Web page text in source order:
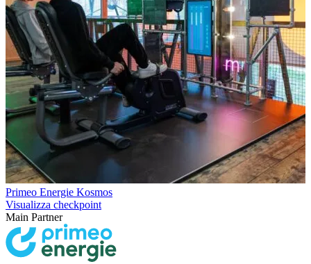
Primeo Energie Kosmos
Visualizza checkpoint
Main Partner